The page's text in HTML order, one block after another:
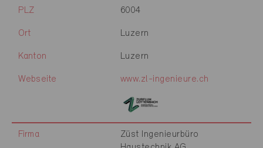
PLZ 6004
Ort Luzern
Kanton Luzern
Webseite www.zl-ingenieure.ch
Firma
Züst Ingenieurbüro